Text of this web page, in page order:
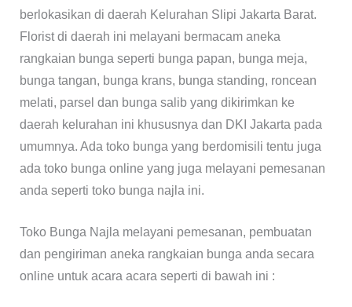
berlokasikan di daerah Kelurahan Slipi Jakarta Barat.
Florist di daerah ini melayani bermacam aneka
rangkaian bunga seperti bunga papan, bunga meja,
bunga tangan, bunga krans, bunga standing, roncean
melati, parsel dan bunga salib yang dikirimkan ke
daerah kelurahan ini khususnya dan DKI Jakarta pada
umumnya. Ada toko bunga yang berdomisili tentu juga
ada toko bunga online yang juga melayani pemesanan
anda seperti toko bunga najla ini.
Toko Bunga Najla melayani pemesanan, pembuatan
dan pengiriman aneka rangkaian bunga anda secara
online untuk acara acara seperti di bawah ini :